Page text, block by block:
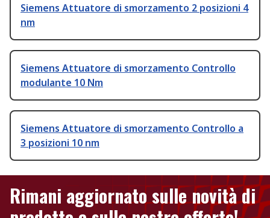
Siemens Attuatore di smorzamento 2 posizioni 4
nm
Siemens Attuatore di smorzamento Controllo
modulante 10 Nm
Siemens Attuatore di smorzamento Controllo a
3 posizioni 10 nm
Rimani aggiornato sulle novità di